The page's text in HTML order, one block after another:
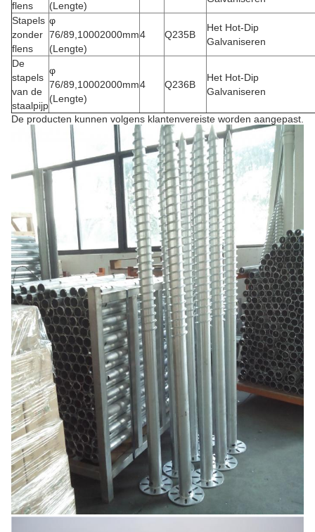
flens (Lengte)
Stapels
zonder
flens
φ
76/89,10002000mm
(Lengte)
4 Q235B
Het Hot-Dip
Galvaniseren
De
stapels
van de
staalpijp
φ
76/89,10002000mm
(Lengte)
4 Q236B
Het Hot-Dip
Galvaniseren
De producten kunnen volgens klantenvereiste worden aangepast.